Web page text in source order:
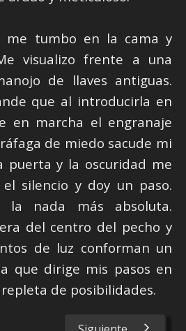
me tumbo en la cama y
visualizo frente a una
de llaves antiguas.
que al introducirla en
en marcha el engranaje
de miedo sacude mi
puerta y la oscuridad me
el silencio y doy un paso.
la nada más absoluta.
del centro del pecho y
de luz conforman un
que dirige mis pasos en
de posibilidades.